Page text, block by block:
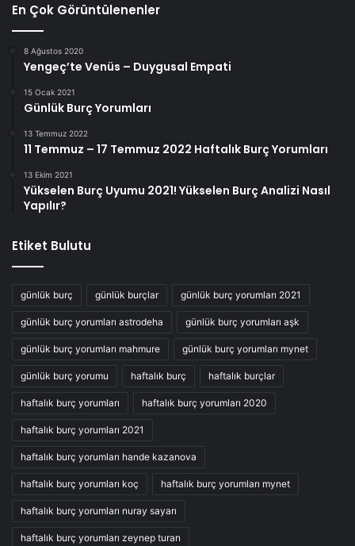
En Çok Görüntülenenler
8 Ağustos 2020
Yengeç’te Venüs – Duygusal Empati
15 Ocak 2021
Günlük Burç Yorumları
13 Temmuz 2022
11 Temmuz – 17 Temmuz 2022 Haftalık Burç Yorumları
13 Ekim 2021
Yükselen Burç Uyumu 2021! Yükselen Burç Analizi Nasıl
Yapılır?
Etiket Bulutu
günlük burç günlük burçlar günlük burç yorumları 2021
günlük burç yorumları astrodeha günlük burç yorumları aşk
günlük burç yorumları mahmure günlük burç yorumları mynet
günlük burç yorumu haftalık burç haftalık burçlar
haftalık burç yorumları haftalık burç yorumları 2020
haftalık burç yorumları 2021
haftalık burç yorumları hande kazanova
haftalık burç yorumları koç haftalık burç yorumları mynet
haftalık burç yorumları nuray sayarı
haftalık burç yorumları zeynep turan